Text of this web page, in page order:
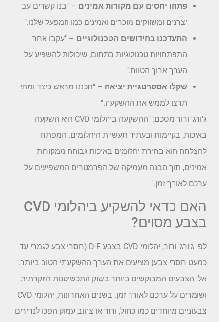
פתחו יחסים עם מקורות אמינים – "בנו קשרים עם
יצרנים ומשווקים מוכרים ואמינים כמו המפעל שלנו."
התעדכנו בחידושים הטכנולוגיים – "עקבו אחר
התפתחויות טכנולוגיות בתחום, שיכולות להשפיע על
הערך ארוך הטווח."
שקלו אסטרטגיית יציאה – "תכננו מראש כיצד ומתי
תרצו לממש את ההשקעה."
ג'ורג' ורור מסכם: "ההשקעה ביהלומי CVD היא השקעה
באיכות, בקיימות ובעתיד תעשיית היהלומים. המפתח
להצלחה הוא בחירת יהלומים באיכות גבוהה ממקורות
אמינים, תוך הבנה מעמיקה של הפרמטרים המשפיעים על
ערכם לאורך זמן."
האם כדאי להשקיע ביהלומי CVD
בצבע מסוים?
לפי ג'ורג' ורור, יהלומי CVD בצבע D-F (חסרי צבע לגמרי עד
כמעט חסרי צבע) מציעים את הערך ההשקעתי הטוב ביותר.
אלו הצבעים המבוקשים ביותר בשוק התכשיטנות היוקרתית
ושומרים על ערכם לאורך זמן. בשנים האחרונות, יהלומי CVD
צבעוניים מיוחדים כמו כחול, ורוד או צהוב עמוק הפכו לנדירים